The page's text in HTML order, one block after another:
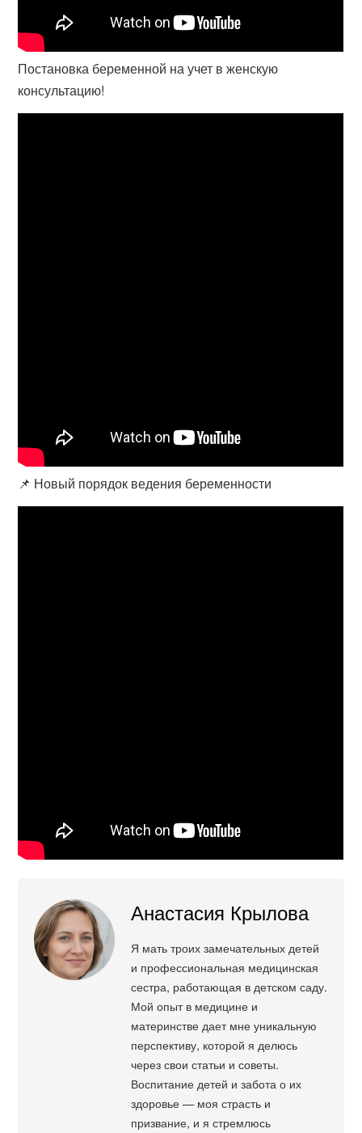
Постановка беременной на учет в женскую
консультацию!
📌 Новый порядок ведения беременности
Анастасия Крылова
Я мать троих замечательных детей
и профессиональная медицинская
сестра, работающая в детском саду.
Мой опыт в медицине и
материнстве дает мне уникальную
перспективу, которой я делюсь
через свои статьи и советы.
Воспитание детей и забота о их
здоровье — моя страсть и
призвание, и я стремлюсь